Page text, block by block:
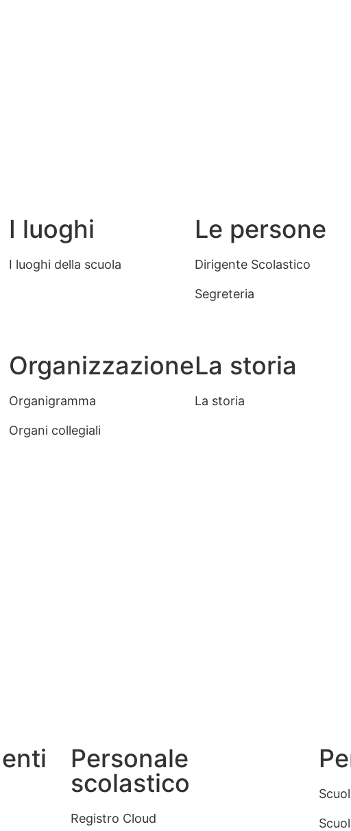
I luoghi
I luoghi della scuola
Le persone
Dirigente Scolastico
Segreteria
Organizzazione
Organigramma
Organi collegiali
La storia
La storia
Personale
scolastico
Registro Cloud